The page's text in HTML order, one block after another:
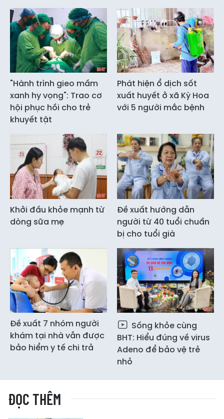
"Hành trình gieo mầm
xanh hy vọng": Trao cơ
hội phục hồi cho trẻ
khuyết tật
Phát hiện ổ dịch sốt
xuất huyết ở xã Kỳ Hoa
với 5 người mắc bệnh
Khởi đầu khỏe mạnh từ
dòng sữa mẹ
Đề xuất hướng dẫn
người từ 40 tuổi chuẩn
bị cho tuổi già
Đề xuất 7 nhóm người
khám tại nhà vẫn được
bảo hiểm y tế chi trả
Sống khỏe cùng
BHT: Hiểu đúng về virus
Adeno để bảo vệ trẻ
nhỏ
ĐỌC THÊM